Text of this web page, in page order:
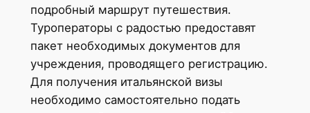
подробный маршрут путешествия.
Туроператоры с радостью предоставят
пакет необходимых документов для
учреждения, проводящего регистрацию.
Для получения итальянской визы
необходимо самостоятельно подать